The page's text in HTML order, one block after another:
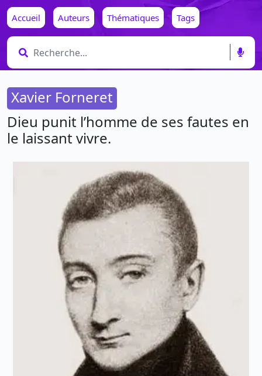
Accueil Auteurs Thématiques Tags
Xavier Forneret
Dieu punit l’homme de ses fautes en
le laissant vivre.